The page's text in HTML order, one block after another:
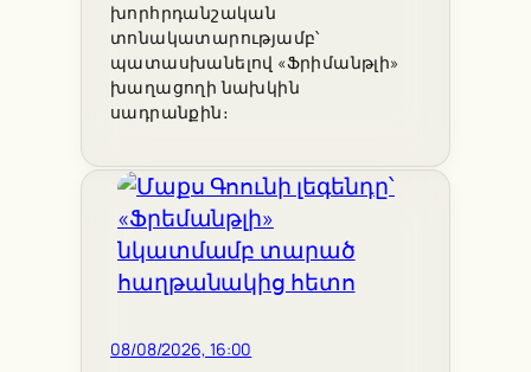
խորհրդանշական
տոնակատարությամբ՝
պատասխանելով «Ֆրիմանթլի»
խաղացողի նախկին
սադրանքին։
08/08/2026, 16:00